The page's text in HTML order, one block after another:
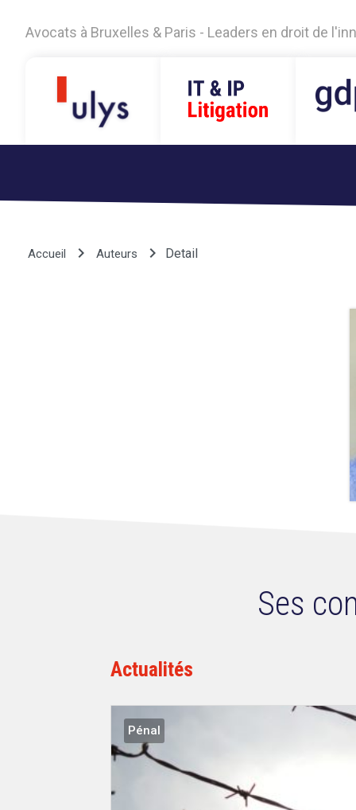
Avocats à Bruxelles & Paris - Leaders en droit de
Accueil keyboard_arrow_right Auteurs keyboard_arrow_right Detail
Ses
Actualités
Pénal